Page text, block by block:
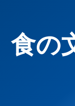
ー
食の